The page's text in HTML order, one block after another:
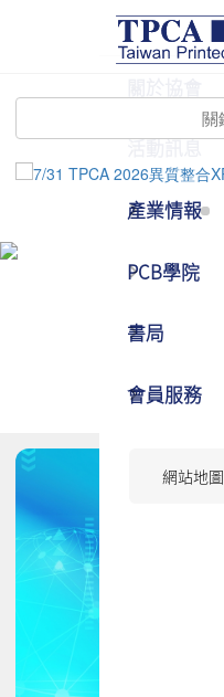
活動訊息
產業情報
PCB學院
書局
會員服務
網站地圖